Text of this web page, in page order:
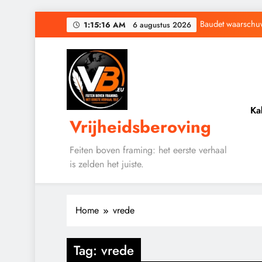
1:15:17 AM 6 augustus 2026
Baudet
Baudet
Waarom
Vrijheidsberoving
Feiten boven framing: het eerste verhaal
is zelden het juiste.
Home vrede
Tag: vrede
GEOPOLITIEK